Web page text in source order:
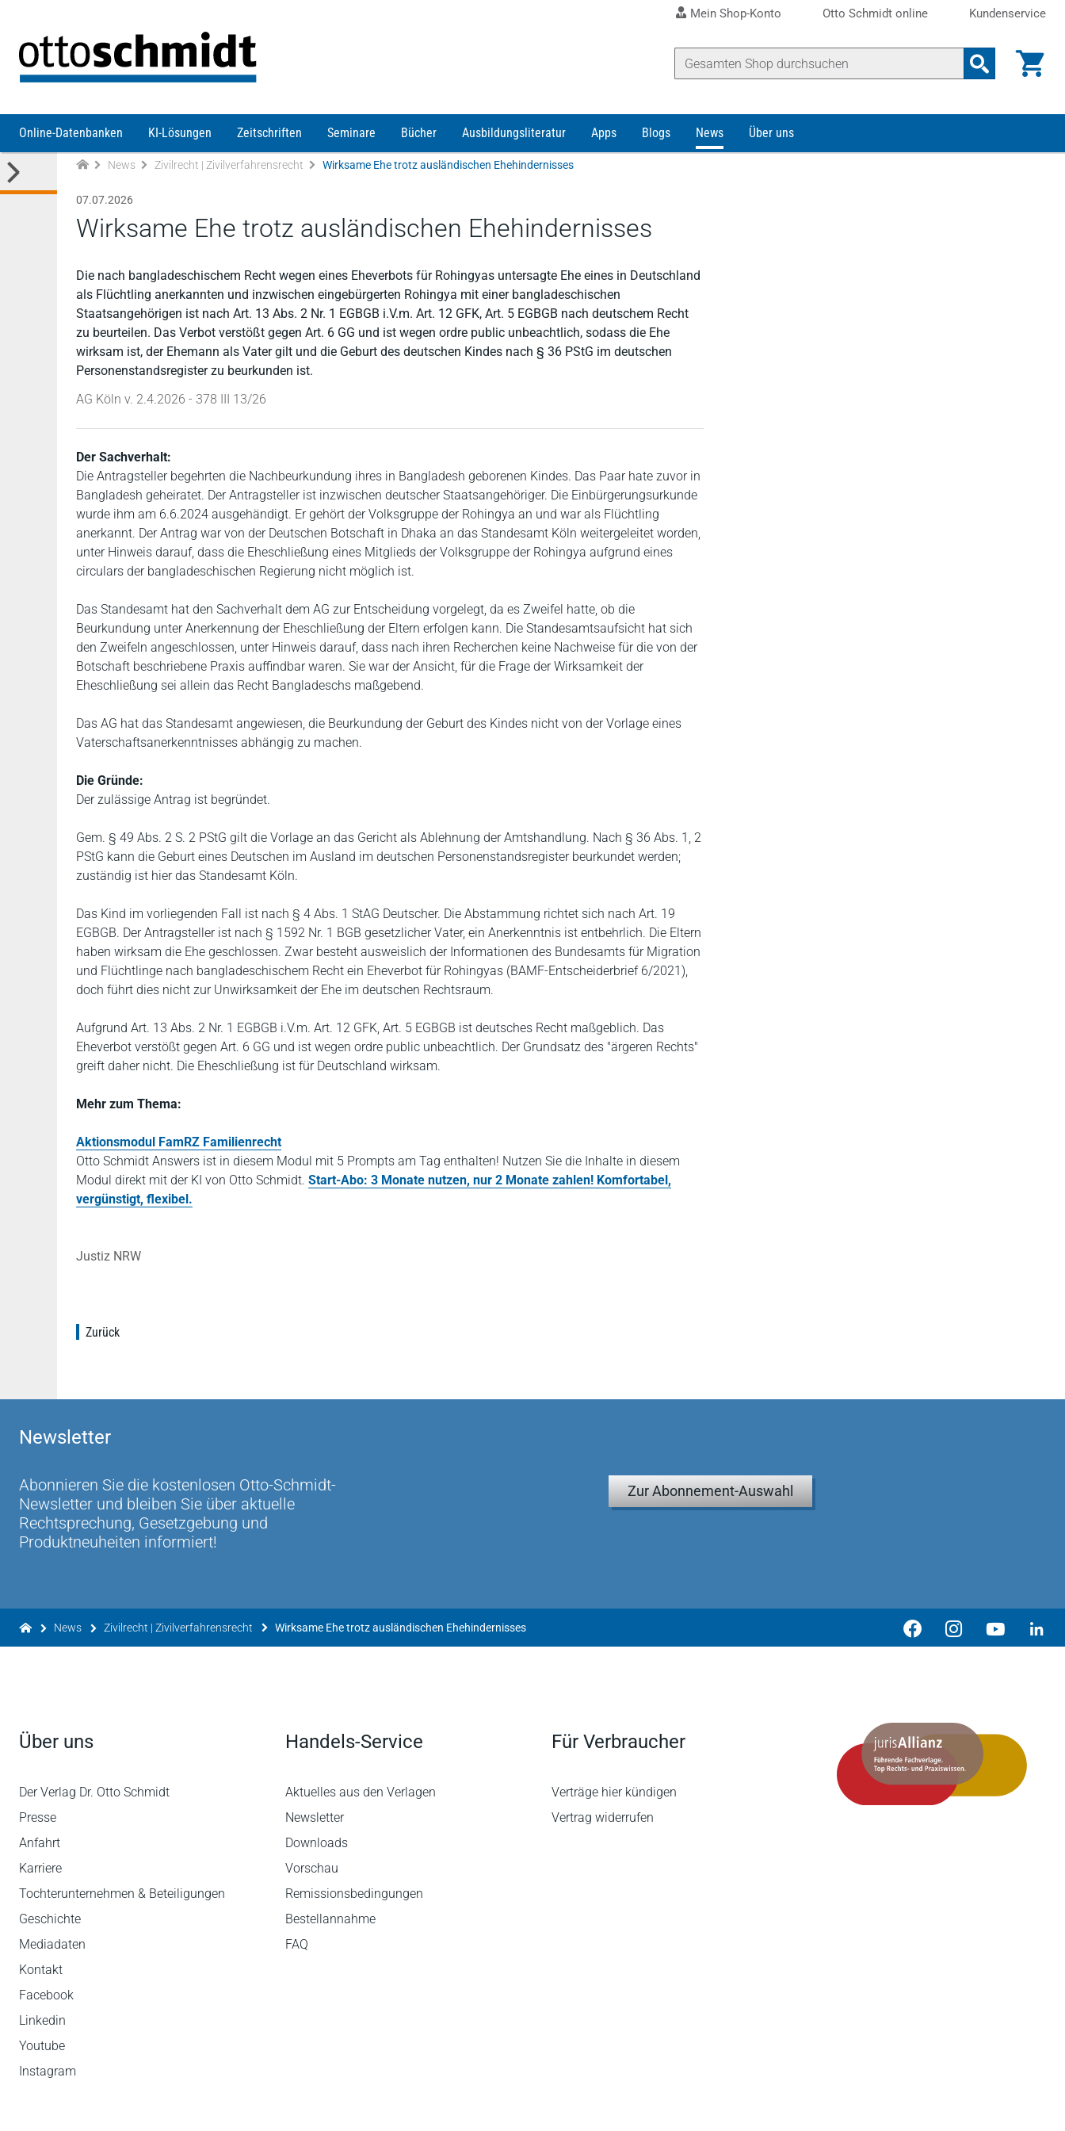
Mein Shop-Konto Otto Schmidt online Kundenservice
Online-Datenbanken KI-Lösungen Zeitschriften Seminare Bücher Ausbildungsliteratur Apps Blogs News Über uns
News Zivilrecht | Zivilverfahrensrecht Wirksame Ehe trotz ausländischen Ehehindernisses
07.07.2026
Wirksame Ehe trotz ausländischen Ehehindernisses
Die nach bangladeschischem Recht wegen eines Eheverbots für Rohingyas untersagte Ehe eines in Deutschland
als Flüchtling anerkannten und inzwischen eingebürgerten Rohingya mit einer bangladeschischen
Staatsangehörigen ist nach Art. 13 Abs. 2 Nr. 1 EGBGB i.V.m. Art. 12 GFK, Art. 5 EGBGB nach deutschem Recht
zu beurteilen. Das Verbot verstößt gegen Art. 6 GG und ist wegen ordre public unbeachtlich, sodass die Ehe
wirksam ist, der Ehemann als Vater gilt und die Geburt des deutschen Kindes nach § 36 PStG im deutschen
Personenstandsregister zu beurkunden ist.
AG Köln v. 2.4.2026 - 378 III 13/26
Der Sachverhalt:
Die Antragsteller begehrten die Nachbeurkundung ihres in Bangladesh geborenen Kindes. Das Paar hate zuvor in
Bangladesh geheiratet. Der Antragsteller ist inzwischen deutscher Staatsangehöriger. Die Einbürgerungsurkunde
wurde ihm am 6.6.2024 ausgehändigt. Er gehört der Volksgruppe der Rohingya an und war als Flüchtling
anerkannt. Der Antrag war von der Deutschen Botschaft in Dhaka an das Standesamt Köln weitergeleitet worden,
unter Hinweis darauf, dass die Eheschließung eines Mitglieds der Volksgruppe der Rohingya aufgrund eines
circulars der bangladeschischen Regierung nicht möglich ist.
Das Standesamt hat den Sachverhalt dem AG zur Entscheidung vorgelegt, da es Zweifel hatte, ob die
Beurkundung unter Anerkennung der Eheschließung der Eltern erfolgen kann. Die Standesamtsaufsicht hat sich
den Zweifeln angeschlossen, unter Hinweis darauf, dass nach ihren Recherchen keine Nachweise für die von der
Botschaft beschriebene Praxis auffindbar waren. Sie war der Ansicht, für die Frage der Wirksamkeit der
Eheschließung sei allein das Recht Bangladeschs maßgebend.
Das AG hat das Standesamt angewiesen, die Beurkundung der Geburt des Kindes nicht von der Vorlage eines
Vaterschaftsanerkenntnisses abhängig zu machen.
Die Gründe:
Der zulässige Antrag ist begründet.
Gem. § 49 Abs. 2 S. 2 PStG gilt die Vorlage an das Gericht als Ablehnung der Amtshandlung. Nach § 36 Abs. 1, 2
PStG kann die Geburt eines Deutschen im Ausland im deutschen Personenstandsregister beurkundet werden;
zuständig ist hier das Standesamt Köln.
Das Kind im vorliegenden Fall ist nach § 4 Abs. 1 StAG Deutscher. Die Abstammung richtet sich nach Art. 19
EGBGB. Der Antragsteller ist nach § 1592 Nr. 1 BGB gesetzlicher Vater, ein Anerkenntnis ist entbehrlich. Die Eltern
haben wirksam die Ehe geschlossen. Zwar besteht ausweislich der Informationen des Bundesamts für Migration
und Flüchtlinge nach bangladeschischem Recht ein Eheverbot für Rohingyas (BAMF-Entscheiderbrief 6/2021),
doch führt dies nicht zur Unwirksamkeit der Ehe im deutschen Rechtsraum.
Aufgrund Art. 13 Abs. 2 Nr. 1 EGBGB i.V.m. Art. 12 GFK, Art. 5 EGBGB ist deutsches Recht maßgeblich. Das
Eheverbot verstößt gegen Art. 6 GG und ist wegen ordre public unbeachtlich. Der Grundsatz des "ärgeren Rechts"
greift daher nicht. Die Eheschließung ist für Deutschland wirksam.
Mehr zum Thema:
Aktionsmodul FamRZ Familienrecht
Otto Schmidt Answers ist in diesem Modul mit 5 Prompts am Tag enthalten! Nutzen Sie die Inhalte in diesem
Modul direkt mit der KI von Otto Schmidt. Start-Abo: 3 Monate nutzen, nur 2 Monate zahlen! Komfortabel,
vergünstigt, flexibel.
Justiz NRW
Zurück
Newsletter
Abonnieren Sie die kostenlosen Otto-Schmidt-
Newsletter und bleiben Sie über aktuelle
Rechtsprechung, Gesetzgebung und
Produktneuheiten informiert!
Zur Abonnement-Auswahl
News Zivilrecht | Zivilverfahrensrecht Wirksame Ehe trotz ausländischen Ehehindernisses
Über uns
Der Verlag Dr. Otto Schmidt
Presse
Anfahrt
Karriere
Tochterunternehmen & Beteiligungen
Geschichte
Mediadaten
Kontakt
Facebook
Linkedin
Youtube
Instagram
Handels-Service
Aktuelles aus den Verlagen
Newsletter
Downloads
Vorschau
Remissionsbedingungen
Bestellannahme
FAQ
Für Verbraucher
Verträge hier kündigen
Vertrag widerrufen